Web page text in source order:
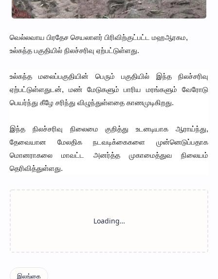
வெல்லவாய பிரதேச செயலாளர் பிரிவிற்குட்பட்ட மஹஆரகம,
உல்கந்த பகுதியில் நிலச்சரிவு ஏற்பட்டுள்ளது.
உல்கந்த மலைப்பகுதியின் பெரும் பகுதியில் இந்த நிலச்சரிவு
ஏற்பட்டுள்ளதுடன், மண் மேடுகளும் பாரிய மரங்களும் வேரோடு
பெயர்ந்து கீழே சரிந்து விழுந்துள்ளதை காணமுடிகிறது.
இந்த நிலச்சரிவு நிலைமை குறித்து உடனடியாக ஆராய்ந்து,
தேவையான மேலதிக நடவடிக்கைகளை முன்னெடுப்பதாக
மொனராகலை மாவட்ட அனர்த்த முகாமைத்துவ நிலையம்
தெரிவித்துள்ளது.